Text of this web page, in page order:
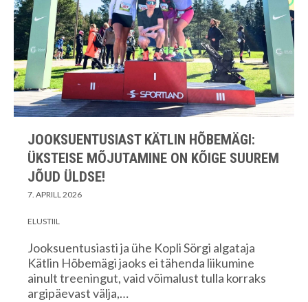
JOOKSUENTUSIAST KÄTLIN HÕBEMÄGI:
ÜKSTEISE MÕJUTAMINE ON KÕIGE SUUREM
JÕUD ÜLDSE!
7. APRILL 2026
ELUSTIIL
Jooksuentusiasti ja ühe Kopli Sörgi algataja
Kätlin Hõbemägi jaoks ei tähenda liikumine
ainult treeningut, vaid võimalust tulla korraks
argipäevast välja,…